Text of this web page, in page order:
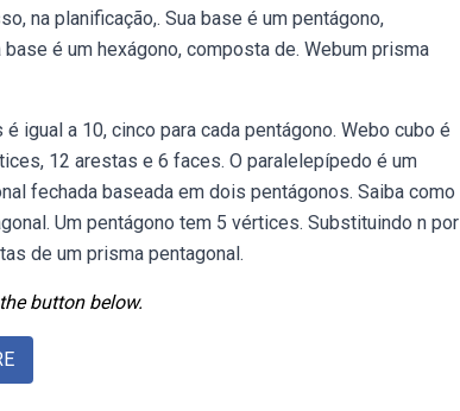
na planificação,. Sua base é um pentágono,
é um hexágono, composta de. Webum prisma
igual a 10, cinco para cada pentágono. Webo cubo é
12 arestas e 6 faces. O paralelepípedo é um
fechada baseada em dois pentágonos. Saiba como
Um pentágono tem 5 vértices. Substituindo n por
de um prisma pentagonal.
button below.